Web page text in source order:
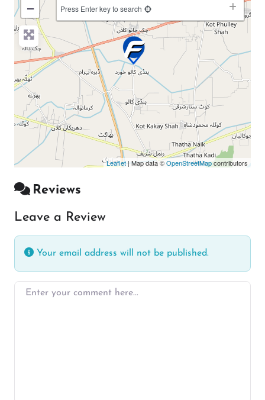
−
Press Enter key to search
Leaflet | Map data ©OpenStreetMapcontributors
Reviews
Leave a Review
Your email address will not be published.
Enter your comment here…